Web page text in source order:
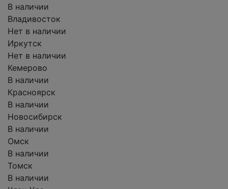
В наличии
Владивосток
Нет в наличии
Иркутск
Нет в наличии
Кемерово
В наличии
Красноярск
В наличии
Новосибирск
В наличии
Омск
В наличии
Томск
В наличии